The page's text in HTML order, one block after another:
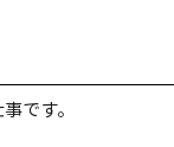
です。